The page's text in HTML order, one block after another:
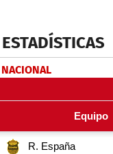
ESTADÍSTICAS